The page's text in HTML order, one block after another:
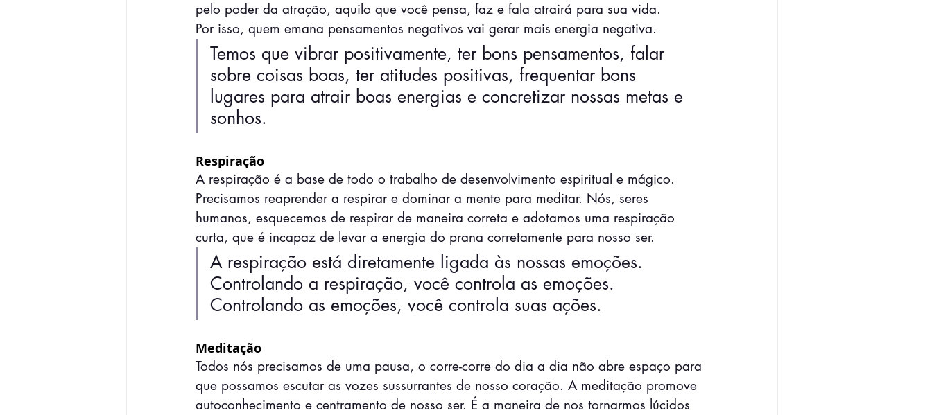
pelo poder da atração, aquilo que você pensa, faz e fala atrairá para sua vida.
Por isso, quem emana pensamentos negativos vai gerar mais energia negativa.
Temos que vibrar positivamente, ter bons pensamentos, falar
sobre coisas boas, ter atitudes positivas, frequentar bons
lugares para atrair boas energias e concretizar nossas metas e
sonhos.
Respiração
A respiração é a base de todo o trabalho de desenvolvimento espiritual e mágico.
Precisamos reaprender a respirar e dominar a mente para meditar. Nós, seres
humanos, esquecemos de respirar de maneira correta e adotamos uma respiração
curta, que é incapaz de levar a energia do prana corretamente para nosso ser.
A respiração está diretamente ligada às nossas emoções.
Controlando a respiração, você controla as emoções.
Controlando as emoções, você controla suas ações.
Meditação
Todos nós precisamos de uma pausa, o corre-corre do dia a dia não abre espaço para
que possamos escutar as vozes sussurrantes de nosso coração. A meditação promove
autoconhecimento e centramento de nosso ser. É a maneira de nos tornarmos lúcidos